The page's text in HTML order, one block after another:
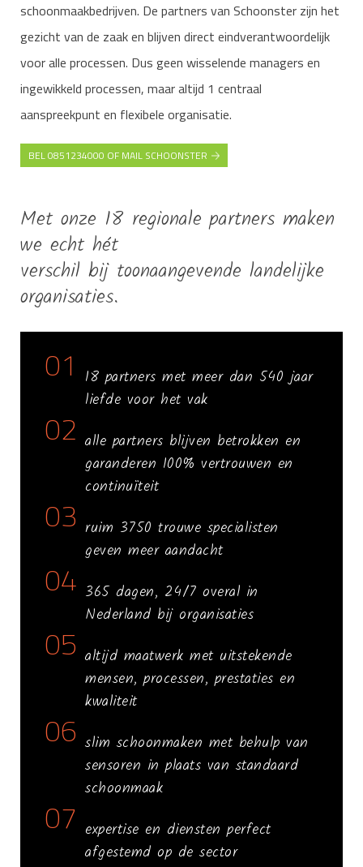
schoonmaakbedrijven. De partners van Schoonster zijn het
gezicht van de zaak en blijven direct eindverantwoordelijk
voor alle processen. Dus geen wisselende managers en
ingewikkeld processen, maar altijd 1 centraal
aanspreekpunt en flexibele organisatie.
BEL 0851234000 OF MAIL SCHOONSTER
Met onze 18 regionale partners maken
we echt hét
verschil bij toonaangevende landelijke
organisaties.
01
18 partners met meer dan 540 jaar
liefde voor het vak
02 alle partners blijven betrokken en
garanderen 100% vertrouwen en
continuïteit
03 ruim 3750 trouwe specialisten
geven meer aandacht
04 365 dagen, 24/7 overal in
Nederland bij organisaties
05 altijd maatwerk met uitstekende
mensen, processen, prestaties en
kwaliteit
06 slim schoonmaken met behulp van
sensoren in plaats van standaard
schoonmaak
07 expertise en diensten perfect
afgestemd op de sector